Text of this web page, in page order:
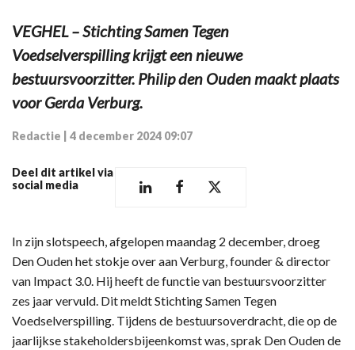
VEGHEL – Stichting Samen Tegen
Voedselverspilling krijgt een nieuwe
bestuursvoorzitter. Philip den Ouden maakt plaats
voor Gerda Verburg.
Redactie 4 december 2024 09:07
Deel dit artikel via
social media
In zijn slotspeech, afgelopen maandag 2 december, droeg
Den Ouden het stokje over aan Verburg, founder & director
van Impact 3.0. Hij heeft de functie van bestuursvoorzitter
zes jaar vervuld. Dit meldt Stichting Samen Tegen
Voedselverspilling. Tijdens de bestuursoverdracht, die op de
jaarlijkse stakeholdersbijeenkomst was, sprak Den Ouden de